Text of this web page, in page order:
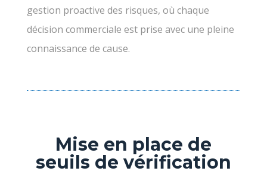
gestion proactive des risques, où chaque
décision commerciale est prise avec une pleine
connaissance de cause.
Mise en place de
seuils de vérification